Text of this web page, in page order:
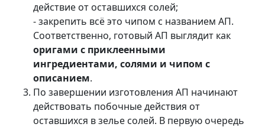
действие от оставшихся солей;
- закрепить всё это чипом с названием АП.
Соответственно, готовый АП выглядит как
оригами с приклеенными
ингредиентами, солями и чипом с
описанием.
По завершении изготовления АП начинают
действовать побочные действия от
оставшихся в зелье солей. В первую очередь